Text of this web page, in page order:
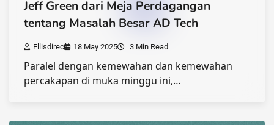
Jeff Green dari Meja Perdagangan
tentang Masalah Besar AD Tech
Ellisdirec 18 May 2025 3 Min Read
Paralel dengan kemewahan dan kemewahan
percakapan di muka minggu ini,…